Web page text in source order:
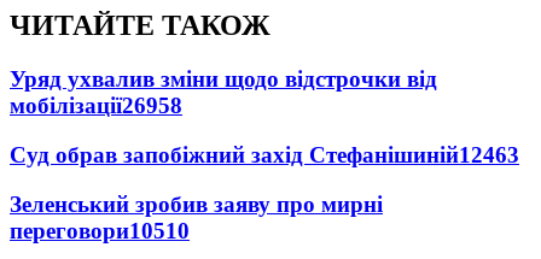
ЧИТАЙТЕ ТАКОЖ
Уряд ухвалив зміни щодо відстрочки від
мобілізації26958
Суд обрав запобіжний захід Стефанішиній12463
Зеленський зробив заяву про мирні
переговори10510